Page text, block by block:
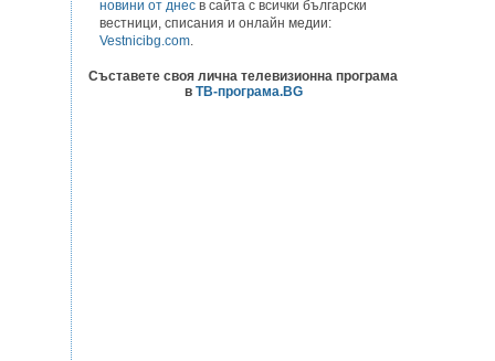
новини от днес в сайта с всички български
вестници, списания и онлайн медии:
Vestnicibg.com.
Съставете своя лична телевизионна програма
в ТВ-програма.BG